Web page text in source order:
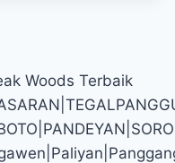
Woods Terbaik